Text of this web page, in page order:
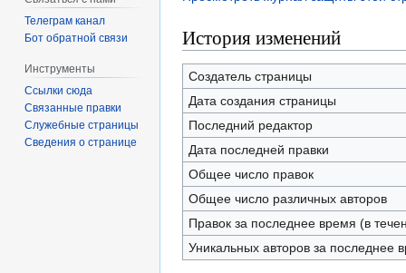
История изменений
Создатель страницы
Дата создания страницы
Последний редактор
Дата последней правки
Общее число правок
Общее число различных авторов
Правок за последнее время (в
Уникальных авторов за последнее
Телеграм канал
Бот обратной связи
Инструменты
Ссылки сюда
Связанные правки
Служебные страницы
Сведения о странице